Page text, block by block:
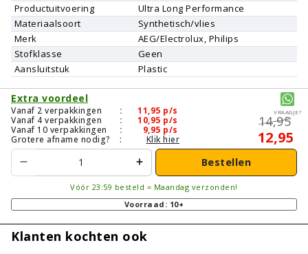
Productuitvoering
Ultra Long Performance
Materiaalsoort
Synthetisch/vlies
Merk
AEG/Electrolux, Philips
Stofklasse
Geen
Aansluitstuk
Plastic
Vraagje?
Extra voordeel
Vanaf 2 verpakkingen : 11,95 p/s
Vanaf 4 verpakkingen
: 10,95 p/s
Vanaf 10 verpakkingen
: 9,95 p/s
Grotere afname nodig?
: Klik hier
14,95
12,95
Bestellen
Vóór 23:59 besteld = Maandag verzonden!
Voorraad: 10+
Klanten kochten ook